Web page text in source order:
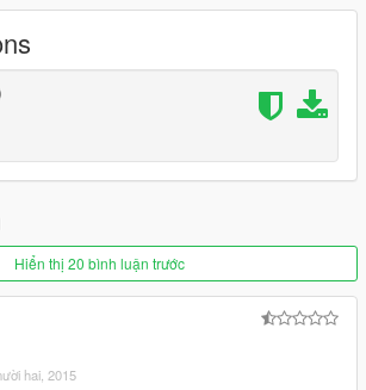
2015:
Hiển thị 20 bình luận trước
hai, 2015